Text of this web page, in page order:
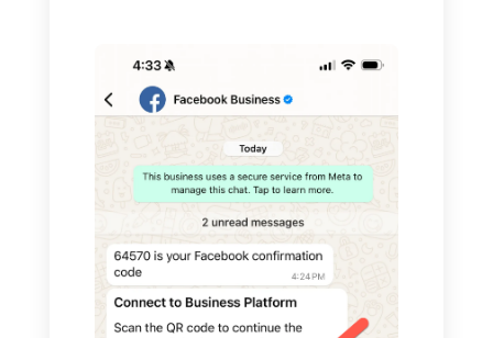
WhatsApp Business".